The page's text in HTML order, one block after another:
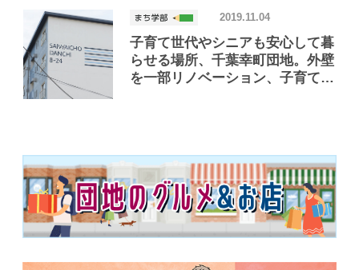
子育て世代やシニアも安心して暮
らせる場所、千葉幸町団地。外壁
を一部リノベーション、子育て向
2019.11.04